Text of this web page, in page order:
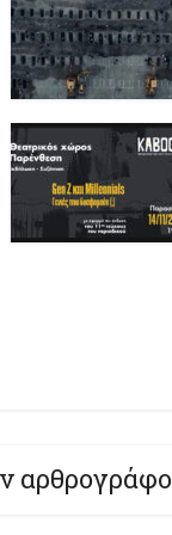
αρθρογράφο